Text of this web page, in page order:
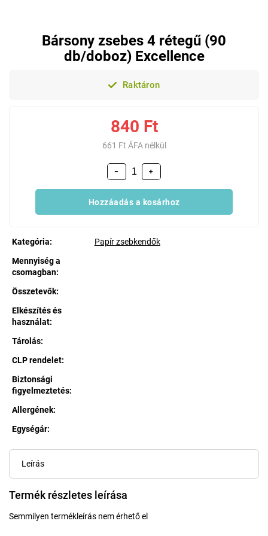
Bársony zsebes 4 rétegű (90
db/doboz) Excellence
Raktáron
840 Ft
661 Ft ÁFA nélkül
+
−
Hozzáadás a kosárhoz
Kategória:
Papír zsebkendők
Mennyiség a
csomagban:
Összetevők:
Elkészítés és
használat:
Tárolás:
CLP rendelet:
Biztonsági
figyelmeztetés:
Allergének:
Egységár:
Leírás
Termék részletes leírása
Semmilyen termékleírás nem érhető el